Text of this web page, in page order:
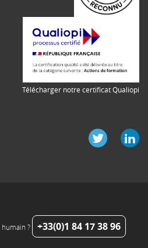
Télécharger notre certificat Qualiopi
? +33(0)1 84 17 38 96